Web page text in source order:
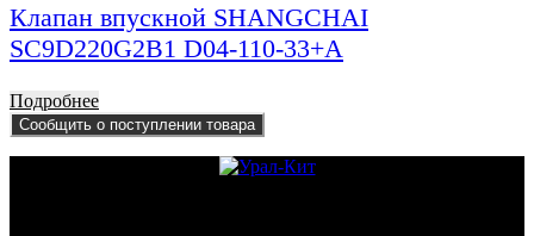
Клапан впускной SHANGCHAI
SC9D220G2B1 D04-110-33+A
Подробнее
Сообщить о поступлении товара